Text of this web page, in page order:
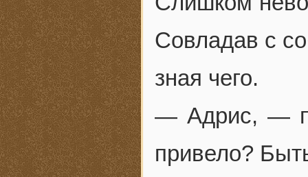
Совладав с
зная чего.
— Адрис, —
привело?